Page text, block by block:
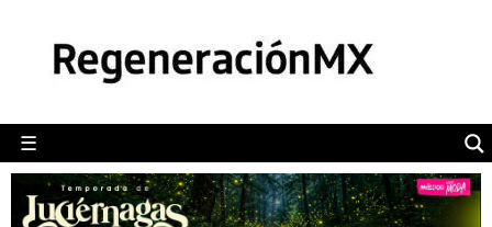
☰
POLÍTICA
CAMALEÓN
OPINIÓN